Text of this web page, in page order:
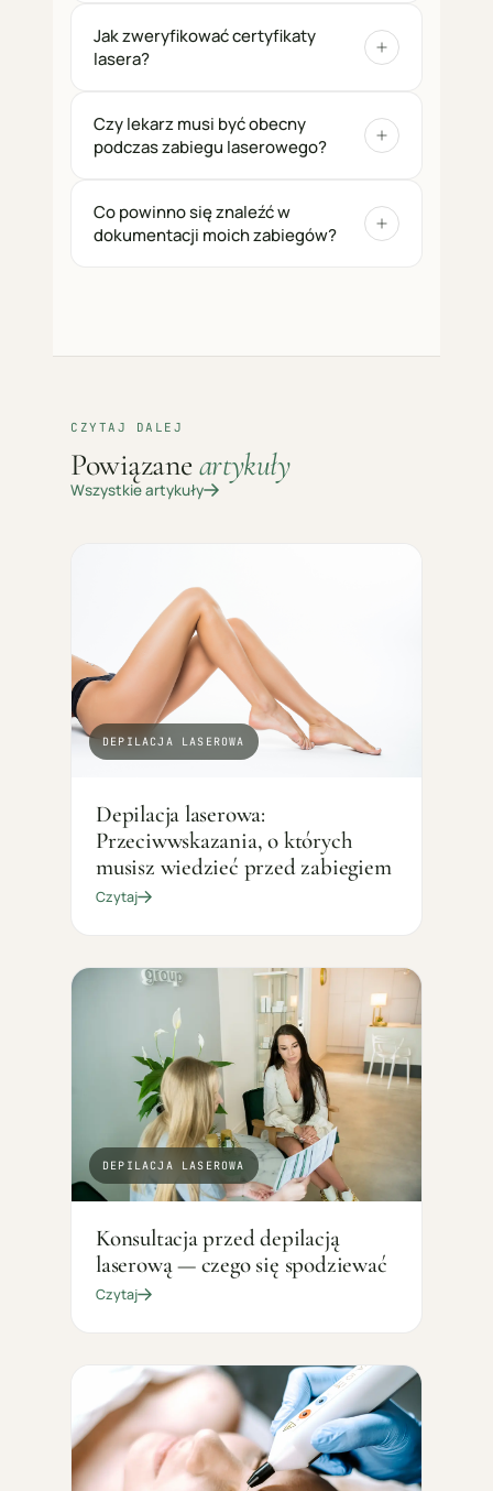
Jak zweryfikować certyfikaty
lasera?
Czy lekarz musi być obecny
podczas zabiegu laserowego?
Co powinno się znaleźć w
dokumentacji moich zabiegów?
CZYTAJ DALEJ
Powiązane artykuły
Wszystkie artykuły
DEPILACJA LASEROWA
Depilacja laserowa:
Przeciwwskazania, o których
musisz wiedzieć przed zabiegiem
Czytaj
DEPILACJA LASEROWA
Konsultacja przed depilacją
laserową — czego się spodziewać
Czytaj